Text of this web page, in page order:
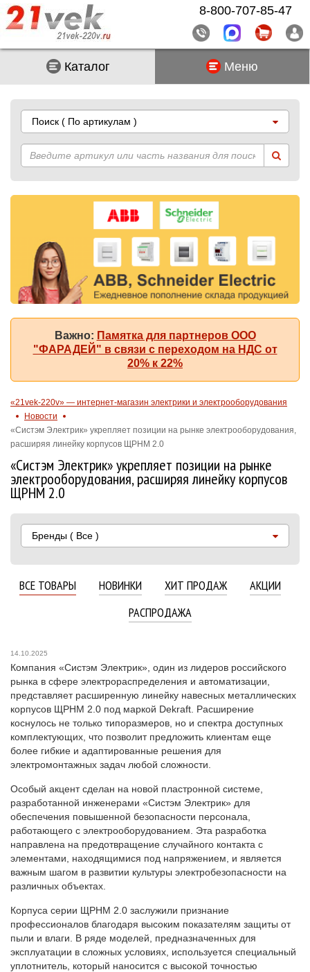
Каталог Меню
Поиск ( По артикулам )
Важно: Памятка для партнеров ООО
"ФАРАДЕЙ" в связи с переходом на НДС от
20% к 22%
«21vek-220v» — интернет-магазин электрики и электрооборудования
Новости
«Систэм Электрик» укрепляет позиции на рынке электрооборудования,
расширяя линейку корпусов ЩРНМ 2.0
«Систэм Электрик» укрепляет позиции на рынке
электрооборудования, расширяя линейку корпусов
ЩРНМ 2.0
Бренды ( Все )
ВСЕ ТОВАРЫ НОВИНКИ ХИТ ПРОДАЖ
АКЦИИ
РАСПРОДАЖА
14.10.2025
Компания «Систэм Электрик», один из лидеров российского
рынка в сфере электрораспределения и автоматизации,
представляет расширенную линейку навесных металлических
корпусов ЩРНМ 2.0 под маркой Dekraft. Расширение
коснулось не только типоразмеров, но и спектра доступных
комплектующих, что позволит предложить клиентам еще
более гибкие и адаптированные решения для
электромонтажных задач любой сложности.
Особый акцент сделан на новой пластронной системе,
разработанной инженерами «Систэм Электрик» для
обеспечения повышенной безопасности персонала,
работающего с электрооборудованием. Эта разработка
направлена на предотвращение случайного контакта с
элементами, находящимися под напряжением, и является
важным шагом в развитии культуры электробезопасности на
различных объектах.
Корпуса серии ЩРНМ 2.0 заслужили признание
профессионалов благодаря высоким показателям защиты от
пыли и влаги. В ряде моделей, предназначенных для
эксплуатации в сложных условиях, используется специальный
уплотнитель, который наносится с высокой точностью
8-800-707-85-47